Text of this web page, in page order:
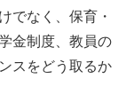
でなく、保育・
金制度、教員の
スをどう取るか